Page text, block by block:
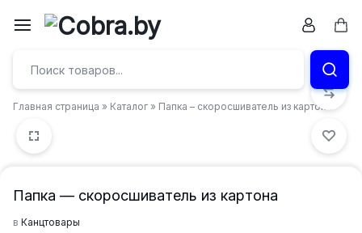
и
Витебске
Главная страница » Каталог » Папка – скоросшиватель из картона
Папка — скоросшиватель из картона
в Канцтовары